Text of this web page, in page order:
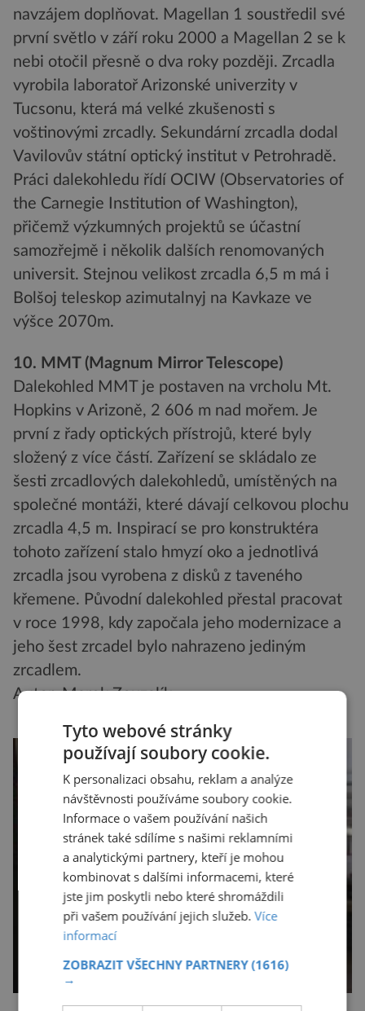
navzájem doplňovat. Magellan 1 soustředil své
první světlo v září roku 2000 a Magellan 2 se k
nebi otočil přesně o dva roky později. Zrcadla
vyrobila laboratoř Arizonské univerzity v
Tucsonu, která má velké zkušenosti s
voštinovými zrcadly. Sekundární zrcadla dodal
Vavilovův státní optický institut v Petrohradě.
Práci dalekohledu řídí OCIW (Observatories of
the Carnegie Institution of Washington),
přičemž výzkumných projektů se účastní
samozřejmě i několik dalších renomovaných
universit. Stejnou velikost zrcadla 6,5 m má i
Bolšoj teleskop azimutalnyj na Kavkaze ve
výšce 2070m.
10. MMT (Magnum Mirror Telescope)
Dalekohled MMT je postaven na vrcholu Mt.
Hopkins v Arizoně, 2 606 m nad mořem. Je
první z řady optických přístrojů, které byly
složený z více částí. Zařízení se skládalo ze
šesti zrcadlových dalekohledů, umístěných na
společné montáži, které dávají celkovou plochu
zrcadla 4,5 m. Inspirací se pro konstruktéra
tohoto zařízení stalo hmyzí oko a jednotlivá
zrcadla jsou vyrobena z disků z taveného
křemene. Původní dalekohled přestal pracovat
v roce 1998, kdy započala jeho modernizace a
jeho šest zrcadel bylo nahrazeno jediným
zrcadlem.
Autor: Marek Zouzalík
Tyto webové stránky
používají soubory cookie.
K personalizaci obsahu, reklam a analýze
návštěvnosti používáme soubory cookie.
Informace o vašem používání našich
stránek také sdílíme s našimi reklamními
a analytickými partnery, kteří je mohou
kombinovat s dalšími informacemi, které
jste jim poskytli nebo které shromáždili
při vašem používání jejich služeb.Více
informací
ZOBRAZIT VŠECHNY PARTNERY(1616)
→